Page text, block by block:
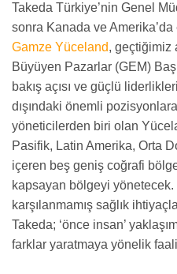
Takeda Türkiye’nin Genel
sonra Kanada ve
Gamze Yüceland, geçtiğimiz
Büyüyen Pazarlar (GEM)
bakış açısı ve güçlü
dışındaki önemli
yöneticilerden biri olan
Pasifik, Latin Amerika, Orta
içeren beş geniş coğrafi
kapsayan bölgeyi
karşılanmamış sağlık
Takeda; ‘önce insan’
farklar yaratmaya yönelik